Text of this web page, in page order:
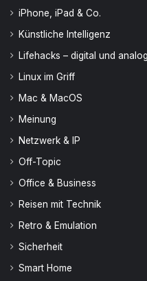
iPhone, iPad & Co.
Künstliche Intelligenz
Lifehacks – digital und analog
Linux im Griff
Mac & MacOS
Meinung
Netzwerk & IP
Off-Topic
Office & Business
Reisen mit Technik
Retro & Emulation
Sicherheit
Smart Home